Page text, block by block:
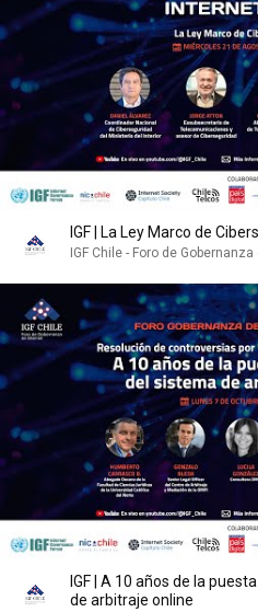
IGF | La Ley Marco de
IGF Chile - Foro de
IGF | A 10 años de la
de arbitraje online